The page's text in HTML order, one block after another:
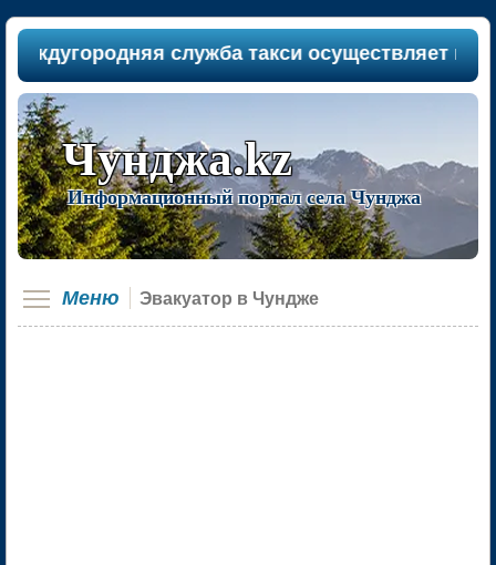
служба такси осуществляет
Чунджа.kz
Информационный портал села Чунджа
Меню Эвакуатор в Чундже